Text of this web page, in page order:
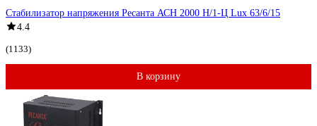
Стабилизатор напряжения Ресанта АСН 2000 Н/1-Ц Lux 63/6/15
4.4
(1133)
В корзину